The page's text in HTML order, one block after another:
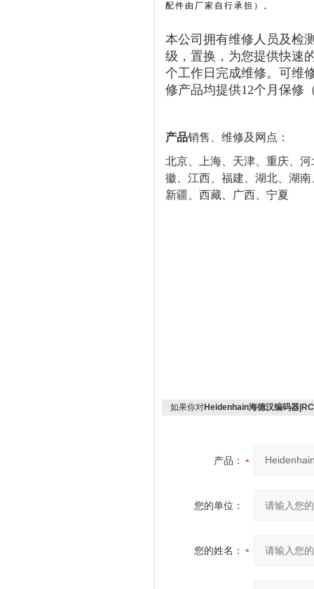
配件由厂家自行承担）。
本公司拥有维修人员及检
级，置换，为您提供快速
个工作日完成维修。可维
修产品均提供12个月保修
产品销售、维修及网点：
北京、上海、天津、重庆、
徽、江西、福建、湖北、湖
新疆、西藏、广西、宁夏
如果你对Heidenhain海德汉编码器
产品：
您的单位：
您的姓名：